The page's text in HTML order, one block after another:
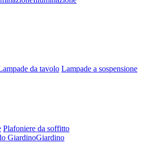
da tavolo Lampade a sospensione
Plafoniere da soffitto
Giardino